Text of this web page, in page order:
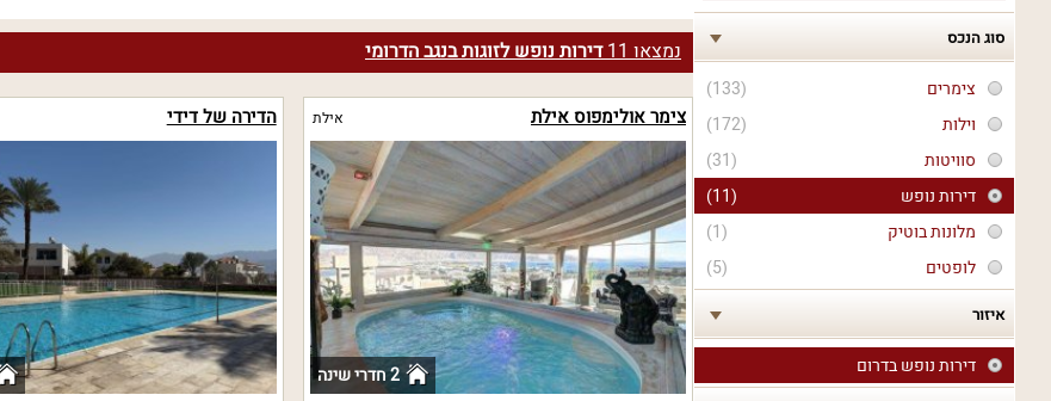
סוג הנכס
(133)
צימרים
(172)
וילות
(31)
סוויטות
(11)
דירות נופש
(1)
מלונות בוטיק
(5)
לופטים
איזור
דירות נופש בדרום
נמצאו11דירות נופש לזוגות בנגב הדרומי
צימר אולימפוס אילת אילת
2 חדרי שינה
הדירה של דידי